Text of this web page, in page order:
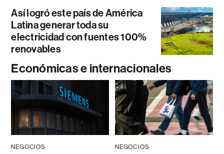
Así logró este país de América
Latina generar toda su
electricidad con fuentes 100%
renovables
Económicas e internacionales
NEGOCIOS NEGOCIOS